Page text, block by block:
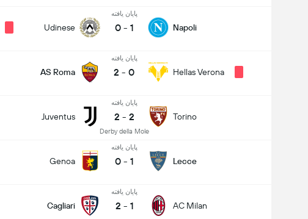
Napoli
پایان یافته
1
-
0
Udinese
Hellas Verona
پایان یافته
0
-
2
AS Roma
Torino
پایان یافته
2
-
2
Derby della Mole
Juventus
Lecce
پایان یافته
1
-
0
Genoa
AC Milan
پایان یافته
1
-
2
Cagliari